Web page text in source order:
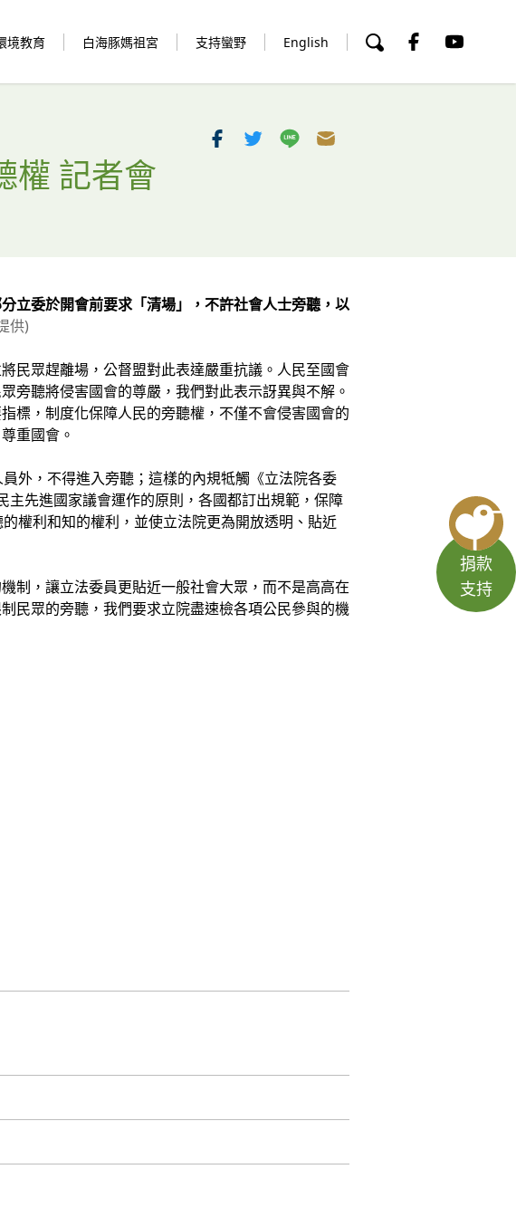
境教育 白海豚媽祖宮 支持蠻野 English
捐款
支持
權 記者會
立委於開會前要求「清場」，不許社會人士旁聽，以
供)
民眾趕離場，公督盟對此表達嚴重抗議。人民至國會
旁聽將侵害國會的尊嚴，我們對此表示訝異與不解。
標，制度化保障人民的旁聽權，不僅不會侵害國會的
重國會。
外，不得進入旁聽；這樣的內規牴觸《立法院各委
先進國家議會運作的原則，各國都訂出規範，保障
權利和知的權利，並使立法院更為開放透明、貼近
制，讓立法委員更貼近一般社會大眾，而不是高高在
民眾的旁聽，我們要求立院盡速檢各項公民參與的機